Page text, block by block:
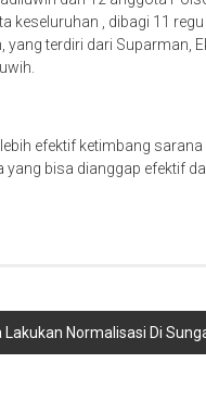
keseluruhan , dibagi 11
yang terdiri dari Suparman,
efektif ketimbang
bisa dianggap efektif
Lakukan Normalisasi Di